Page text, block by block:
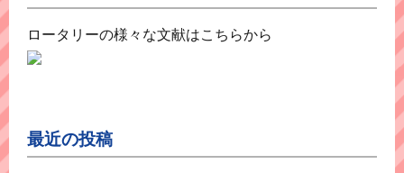
ロータリーの様々な文献はこちらから
最近の投稿